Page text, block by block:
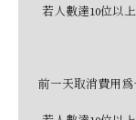
若人數達10位以
前一天取消費用為